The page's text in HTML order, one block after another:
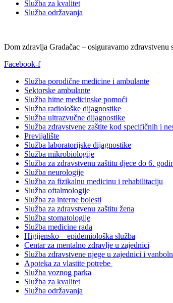
Služba za kvalitet
Služba održavanja
Dom zdravlja Gradačac – osiguravamo
Facebook-f
Služba porodične medicine i ambulante
Sektorske ambulante
Služba hitne medicinske pomoći
Služba radiološke dijagnostike
Služba ultrazvučne dijagnostike
Služba zdravstvene zaštite kod specifičnih i
Previjalište
Služba laboratorijske dijagnostike
Služba mikrobiologije
Služba za zdravstvenu zaštitu djece do 6.
Služba neurologije
Služba za fizikalnu medicinu i rehabilitaciju
Služba oftalmologije
Služba za interne bolesti
Služba za zdravstvenu zaštitu žena
Služba stomatologije
Služba medicine rada
Higijensko – epidemiološka služba
Centar za mentalno zdravlje u zajednici
Služba zdravstvene njege u zajednici i
Apoteka za vlastite potrebe
Služba voznog parka
Služba za kvalitet
Služba održavanja